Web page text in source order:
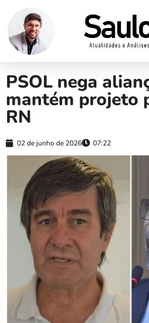
PSOL nega
mantém projeto
RN
02 de junho de 2026 07:22